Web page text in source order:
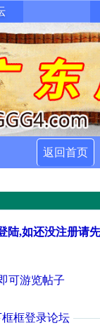
返回首页
陆,如还没注册请
可游览帖子
框登录论坛